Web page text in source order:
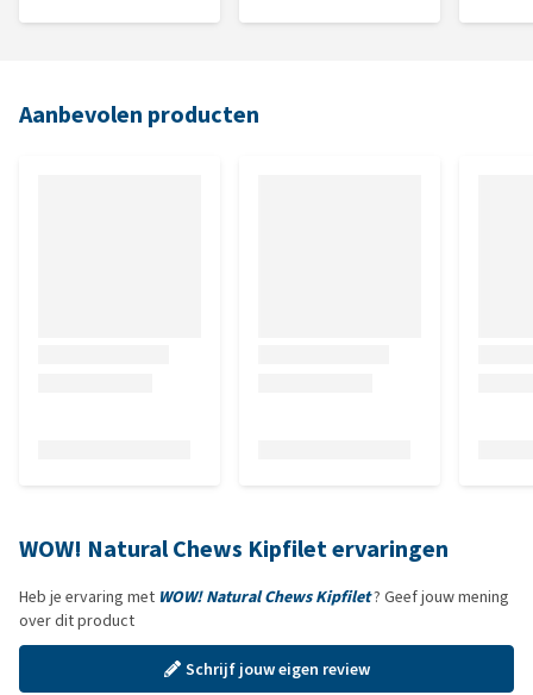
Aanbevolen producten
WOW! Natural Chews Kipfilet ervaringen
Heb je ervaring met WOW! Natural Chews Kipfilet? Geef jouw mening
over dit product
Schrijf jouw eigen review